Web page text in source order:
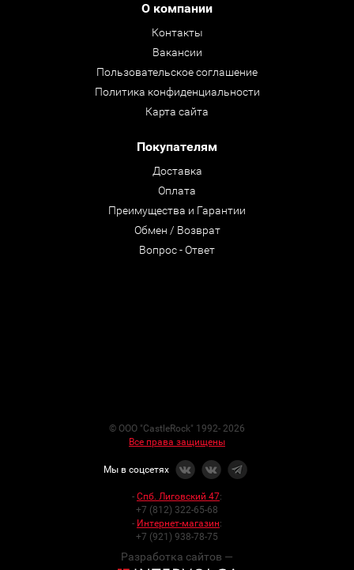
О компании
Контакты
Вакансии
Пользовательское соглашение
Политика конфиденциальности
Карта сайта
Покупателям
Доставка
Оплата
Преимущества и Гарантии
Обмен / Возврат
Вопрос - Ответ
© ООО "CastleRock" 1992- 2026
Все права защищены
Мы в соцсетях
- Спб. Лиговский 47:
+7 (812) 322-65-68
- Интернет-магазин:
+7 (921) 938-78-75
Разработка сайтов —